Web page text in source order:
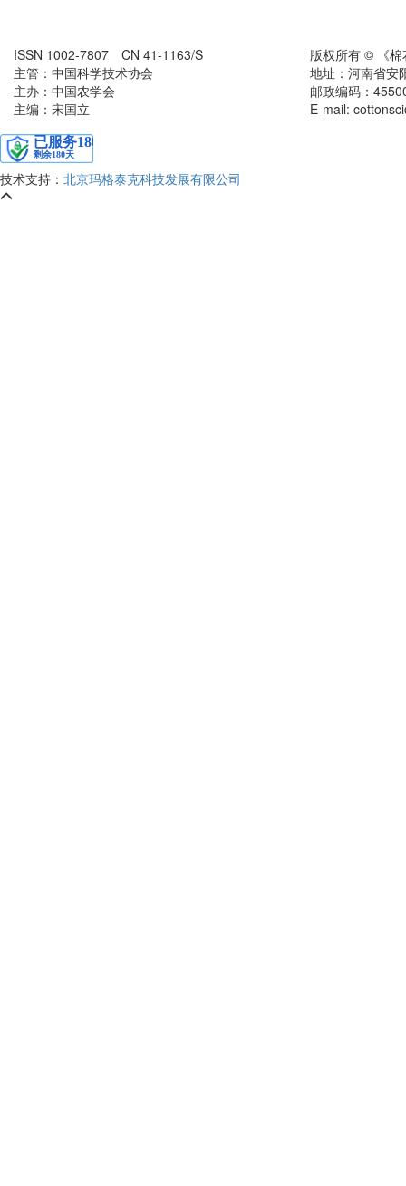
ISSN 1002-7807 CN 41-1163/S
主管：中国科学技术协会
主办：中国农学会
主编：宋国立
版权所有 © 《
地址：河南省安
邮政编码：
E-mail:
技术支持： 北京玛格泰克科技发展有限公司